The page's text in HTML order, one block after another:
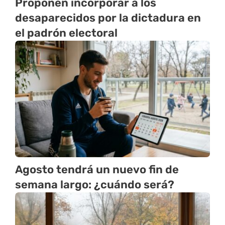
desaparecidos por la dictadura en
el padrón electoral
Agosto tendrá un nuevo fin de
semana largo: ¿cuándo será?